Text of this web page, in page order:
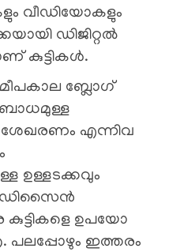
വീഡിയോകളും
ഡിജിറ്റൽ
കുട്ടികൾ.
ബ്ലോഗ്
ശേഖരണം എന്നിവ
ഉള്ളടക്കവും
ഡിസൈൻ
കുട്ടികളെ ഉപയോ​
പലപ്പോഴും ഇത്തരം